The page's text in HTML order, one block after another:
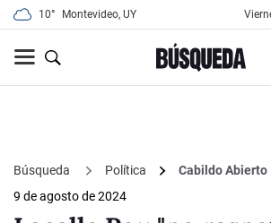
10° Montevideo, UY
Búsqueda Política
Cabildo Abierto
9 de agosto de 2024